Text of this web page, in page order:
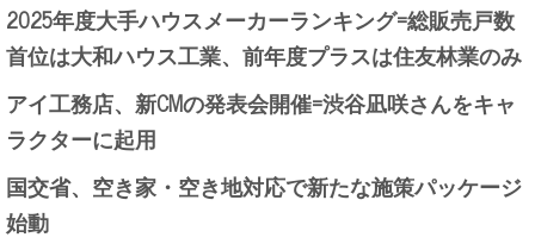
2025年度大手ハウスメーカーランキング=総販売戸数
首位は大和ハウス工業、前年度プラスは住友林業のみ
アイ工務店、新CMの発表会開催=渋谷凪咲さんをキャ
ラクターに起用
国交省、空き家・空き地対応で新たな施策パッケージ
始動